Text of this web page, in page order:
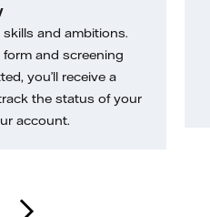
and ambitions.
and screening
you’ll receive a
the status of your
account.